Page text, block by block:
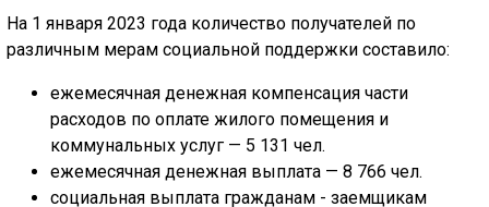
На 1 января 2023 года количество получателей по
различным мерам социальной поддержки составило:
ежемесячная денежная компенсация части
расходов по оплате жилого помещения и
коммунальных услуг — 5 131 чел.
ежемесячная денежная выплата — 8 766 чел.
социальная выплата гражданам - заемщикам